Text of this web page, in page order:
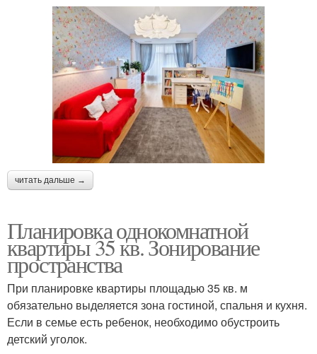
читать дальше →
Планировка однокомнатной
квартиры 35 кв. Зонирование
пространства
При планировке квартиры площадью 35 кв. м
обязательно выделяется зона гостиной, спальня и кухня.
Если в семье есть ребенок, необходимо обустроить
детский уголок.